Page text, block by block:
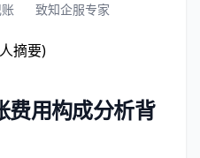
致知企服专家
摘要)
费用构成分析背